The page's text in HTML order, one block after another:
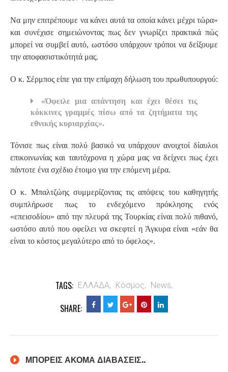
Να μην επιτρέπουμε να κάνει αυτά τα οποία κάνει μέχρι τώρα»
και συνέχισε σημειώνοντας πως δεν γνωρίζει πρακτικά πώς
μπορεί να συμβεί αυτό, ωστόσο υπάρχουν τρόποι να δείξουμε
την αποφασιστικότητά μας.
Ο κ. Σέρμπος είπε για την επίμαχη δήλωση του πρωθυπουργού:
«Όφειλε μια απάντηση και έχει θέσει τις
κόκκινες γραμμές πίσω από τα ζητήματα της
εθνικής κυριαρχίας».
Τόνισε πως είναι πολύ βασικό να υπάρχουν ανοιχτοί δίαυλοι
επικοινωνίας και ταυτόχρονα η χώρα μας να δείχνει πως έχει
πάντοτε ένα σχέδιο έτοιμο για την επόμενη μέρα.
Ο κ. Μπαλτζώης συμμερίζοντας τις απόψεις του καθηγητής
συμπλήρωσε πως το ενδεχόμενο πρόκλησης ενός
«επεισοδίου» από την πλευρά της Τουρκίας είναι πολύ πιθανό,
ωστόσο αυτό που οφείλει να σκεφτεί η Άγκυρα είναι «εάν θα
είναι το κόστος μεγαλύτερο από το όφελος».
TAGS: ΕΛΛΑΔΑ, Κόσμος, News,
SHARE:
ΜΠΟΡΕΙΣ ΑΚΟΜΑ ΔΙΑΒΑΣΕΙΣ..